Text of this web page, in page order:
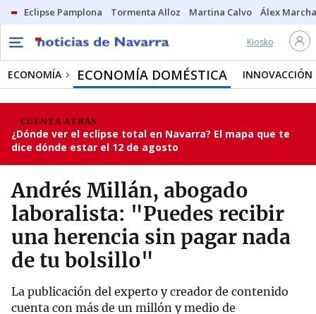
Eclipse Pamplona Tormenta Alloz Martina Calvo Álex
Kiosko
ECONOMÍA ECONOMÍA DOMÉSTICA INNOVACCIÓN
CUENTA ATRÁS
¿Dónde ver el eclipse total en Navarra? El mapa que te
dice dónde estar el 12 de agosto
Andrés Millán, abogado
laboralista: "Puedes recibir
una herencia sin pagar nada
de tu bolsillo"
La publicación del experto y creador de contenido
cuenta con más de un millón y medio de